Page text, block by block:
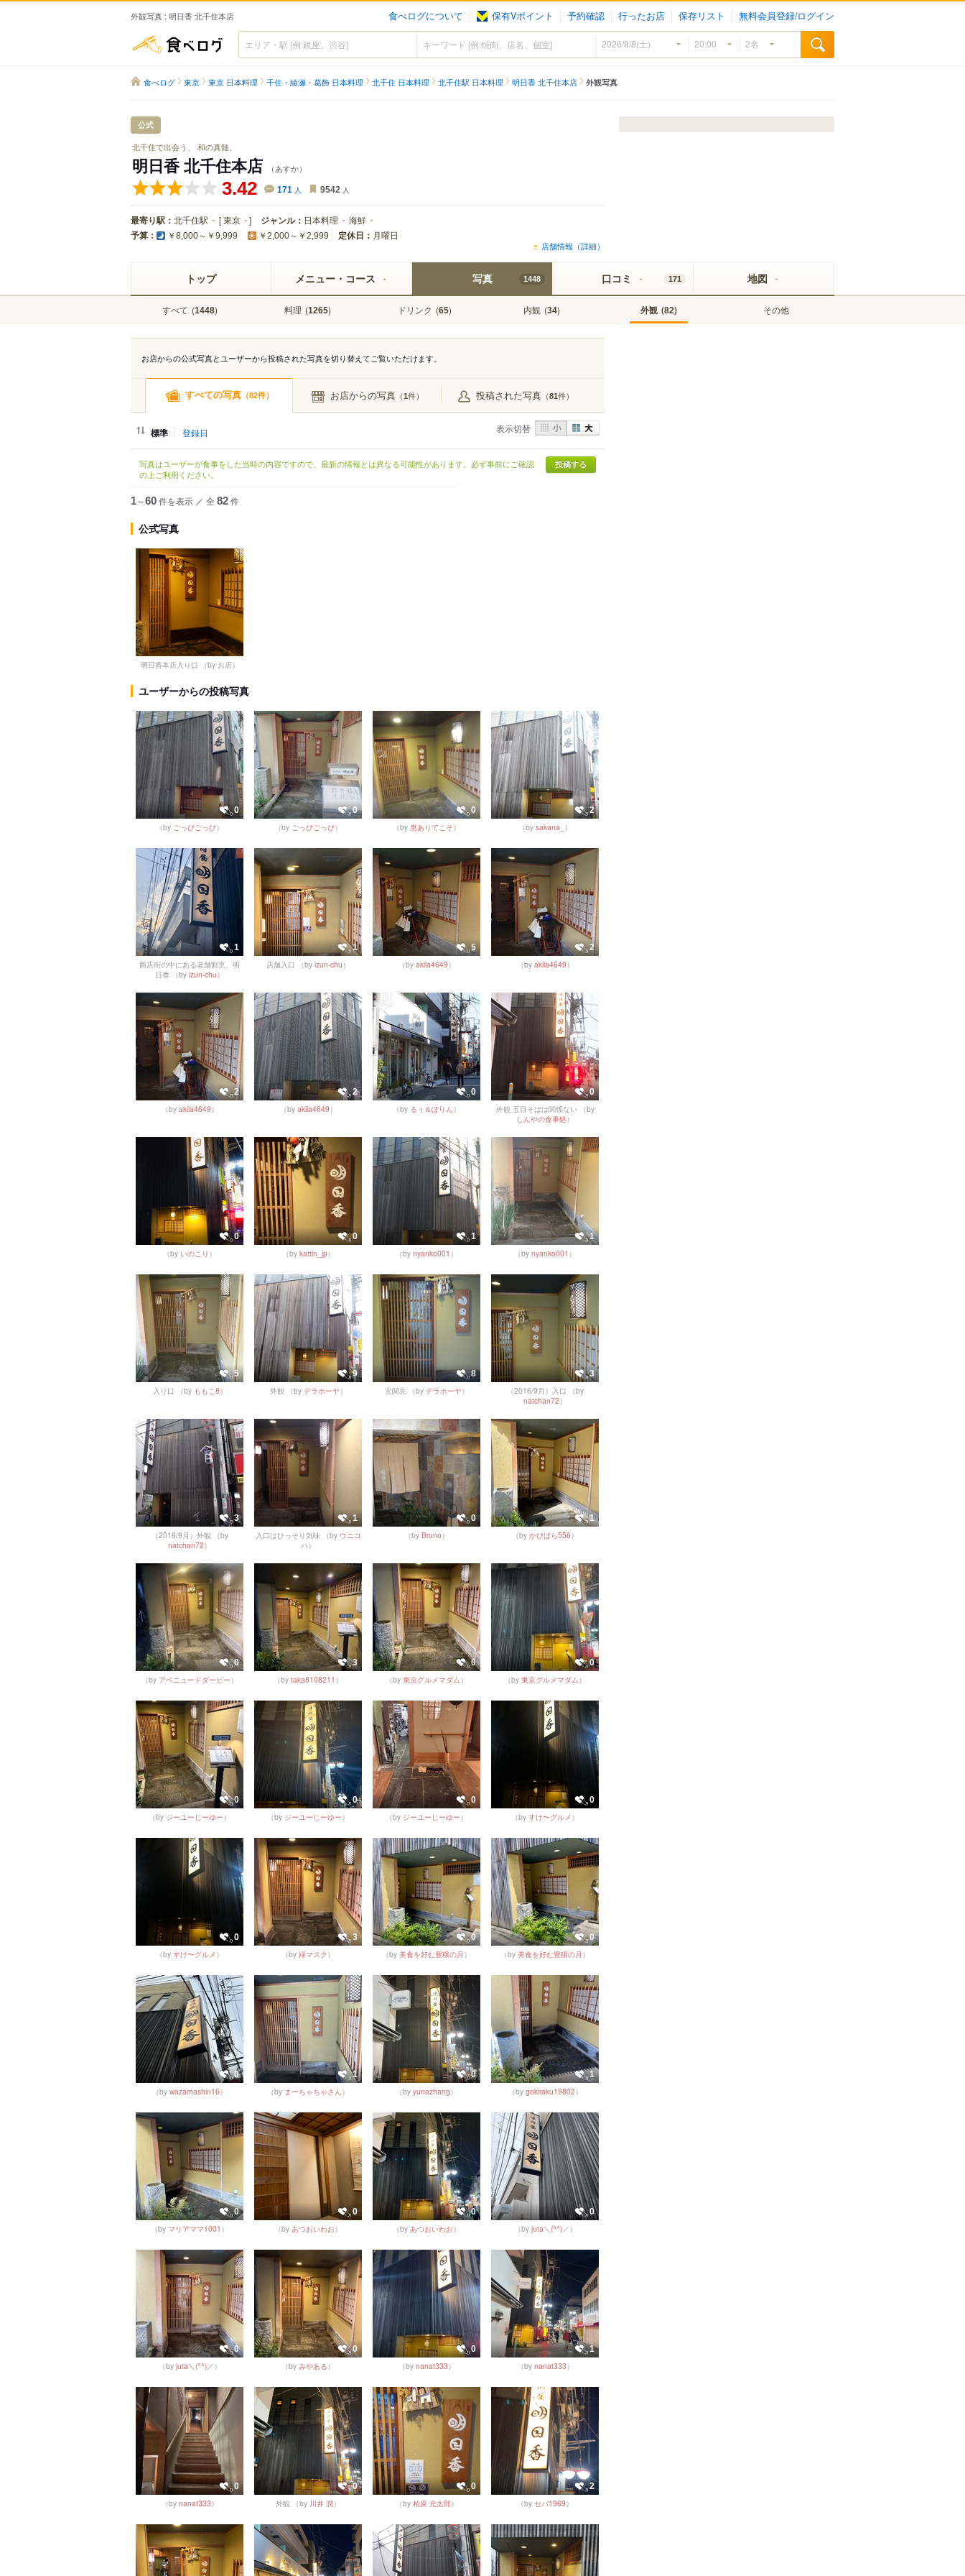
外観写真 : 明日香 北千住本店 食べログについて 保有Vポイント 予約確認 行ったお店 保存リスト 無料会員登録/ログイン
食べログ
食べログ 東京 東京 日本料理 千住・綾瀬・葛飾 日本料理 北千住 日本料理 北千住駅 日本料理 明日香 北千住本店 外観写真
公式
北千住で出会う、 和の真髄。
明日香 北千住本店 （あすか）
3.42 171 人 9542 人
最寄り駅： 北千住駅 [東京 ] ジャンル： 日本料理 海鮮
予算： ￥8,000～￥9,999 ￥2,000～￥2,999 定休日： 月曜日
店舗情報（詳細）
トップ メニュー・コース 写真 1448
すべて (1448) 料理 (1265) ドリンク (65) 内観 (34) 外観 (82) その他
口コミ 171 地図
お店からの公式写真とユーザーから投稿された写真を切り替えてご覧いただけます。
すべての写真（82件） お店からの写真（1件） 投稿された写真 （81件）
標準 登録日 表示切替
写真はユーザーが食事をした当時の内容ですので、最新の情報とは異なる可能性があります。必ず事前にご確認
の上ご利用ください。
投稿する
1～60件を表示 ／ 全 82件
公式写真
明日香本店入り口 （by お店）
ユーザーからの投稿写真
0
（by ごっぴごっぴ）
0
（by ごっぴごっぴ）
0
（by 恵ありてこそ ）
2
（by sakana_ ）
1
商店街の中にある老舗割烹、明
日香
（by izun-chu ）
1
店舗入口 （by izun-chu ）
5
（by akila4649）
2
（by akila4649）
2
（by akila4649）
2
（by akila4649）
0
（by るぅ＆ぽりん ）
0
外観 五目そばは関係ない
（by
しんやの食事処）
0
（by いのこり ）
0
（by kattin_jp）
1
（by nyanko001 ）
1
（by nyanko001 ）
5
入り口 （by ももこ8）
9
外観 （by デラホーヤ ）
8
玄関先 （by デラホーヤ ）
3
（2016/9月）入口
（by
natchan72）
3
（2016/9月）外観
（by
natchan72）
1
入口はひっそり気味 （by ウニコ
ハ）
0
（by Bruno）
1
（by かぴぱら556）
0
（by アベニュードダービー ）
3
（by taka8108211 ）
0
（by 東京グルメマダム ）
0
（by 東京グルメマダム ）
0
（by ジーユーじーゆー ）
0
（by ジーユーじーゆー ）
0
（by ジーユーじーゆー ）
0
（by すけ〜グルメ ）
0
（by すけ〜グルメ ）
3
（by 緑マスク ）
0
（by 美食を好む豊穣の月 ）
0
（by 美食を好む豊穣の月 ）
0
（by wazamashin16）
1
（by まーちゃちゃさん ）
0
（by yunazhang ）
1
（by gokiraku19802）
0
（by マリアママ1001 ）
0
（by あつおいわお ）
0
（by あつおいわお ）
0
（by juta＼(^^)／ ）
0
（by juta＼(^^)／ ）
0
（by みやある ）
0
（by nanat333）
1
（by nanat333）
0
（by nanat333）
0
外観 （by 川井 潤）
0
（by 柏原 光太郎）
2
（by セバ1969）